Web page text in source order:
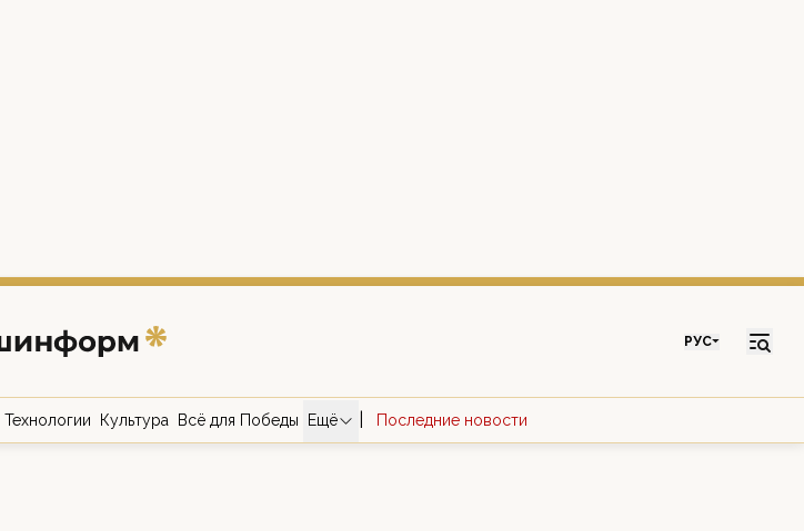
РУС
Технологии Культура Всё для Победы Ещё Последние новости